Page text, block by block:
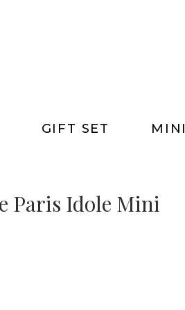
GIFT SET MINI
Paris Idole Mini